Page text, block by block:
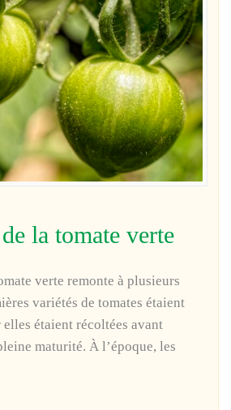
la tomate verte
verte remonte à plusieurs
variétés de tomates étaient
elles étaient récoltées avant
maturité. À l’époque, les